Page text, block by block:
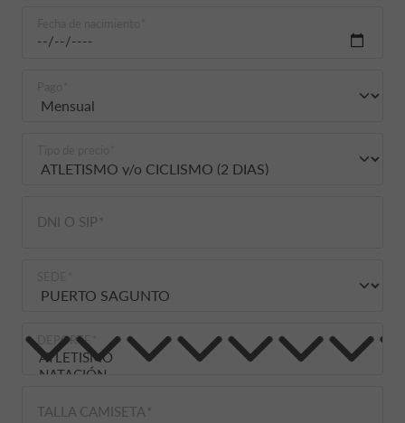
DNI O SIP
DEPORTE
TALLA CAMISETA